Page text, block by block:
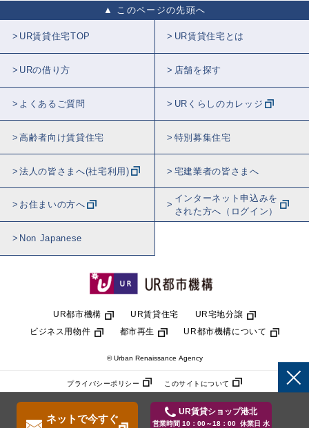
ネットで今すぐ
UR賃貸ショップ港北
営業時間 10：00～18：00 休業日 水
このページの先頭へ
UR賃貸住宅TOP UR賃貸住宅とは
URの借り方 店舗を探す
よくあるご質問 URくらしのカレッジ
高齢者向け賃貸住宅 特別募集住宅
法人の皆さまへ(社宅利用) 宅建業者の皆さまへ
お住まいの方へ
インターネット申込みを
された方へ（ログイン）
Non Japanese
UR都市機構 UR賃貸住宅
UR宅地分譲
ビジネス用物件
都市再生 UR都市機構について
© Urban Renaissance Agency
プライバシーポリシー このサイトについて